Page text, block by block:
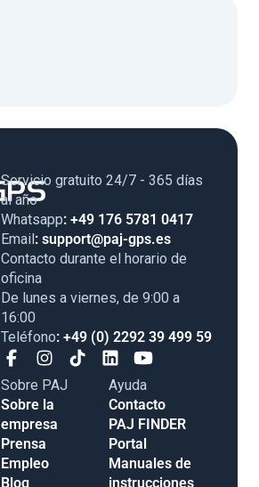
Servicio gratuito 24/7 - 365 días
al año
Whatsapp: +49 176 5781 0417
Email: support@paj-gps.es
Contacto durante el horario de
oficina
De lunes a viernes, de 9:00 a
16:00
Teléfono: +49 (0) 2292 39 499 59
Sobre PAJ
Sobre la
empresa
Prensa
Empleo
Blog
Ayuda
Contacto
PAJ FINDER
Portal
Manuales de
instrucciones